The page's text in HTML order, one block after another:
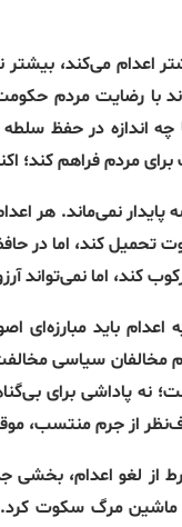
اعدام می‌کند،
با رضایت مردم حکومت
اندازه در حفظ
برای مردم فراهم کند؛
نمی‌ماند. هر
تحمیل کند، اما در
کند، اما نمی‌تواند
اعدام باید مبارزه‌ای
مخالفان سیاسی
نه پاداشی برای
از جرم منتسب،
از لغو اعدام، بخشی
ماشین مرگ سکوت کرد.